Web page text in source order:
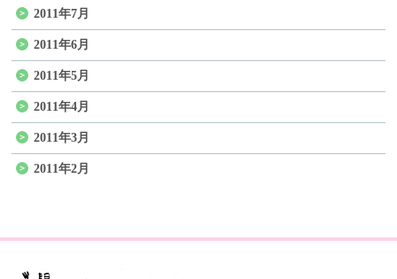
2011年7月
2011年6月
2011年5月
2011年4月
2011年3月
2011年2月